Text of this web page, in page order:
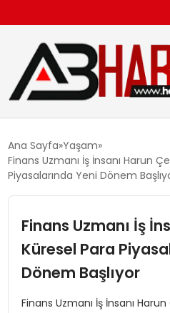
EKONOMI
TEKNOLOJI
Ana Sayfa Yaşam
Finans Uzmanı İş İnsanı Harun
Piyasalarında Yeni Dönem
Finans Uzmanı İş
Küresel Para
Dönem Başlıyor
Finans Uzmanı İş İnsanı